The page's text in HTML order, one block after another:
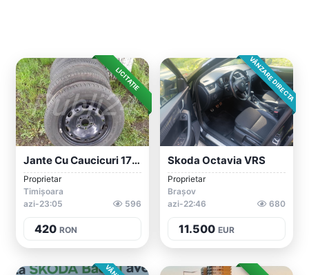
LICITAȚIE
Jante Cu Caucicuri 175/70/14 De Vara An...
Proprietar
Timișoara
azi-23:05
596
420 RON
VÂNZARE DIRECTA
Skoda Octavia VRS
Proprietar
Brașov
azi-22:46
680
11.500 EUR